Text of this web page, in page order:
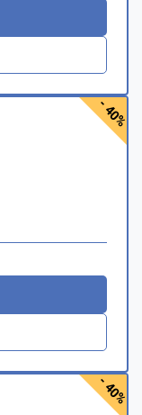
- 40%
- 40%